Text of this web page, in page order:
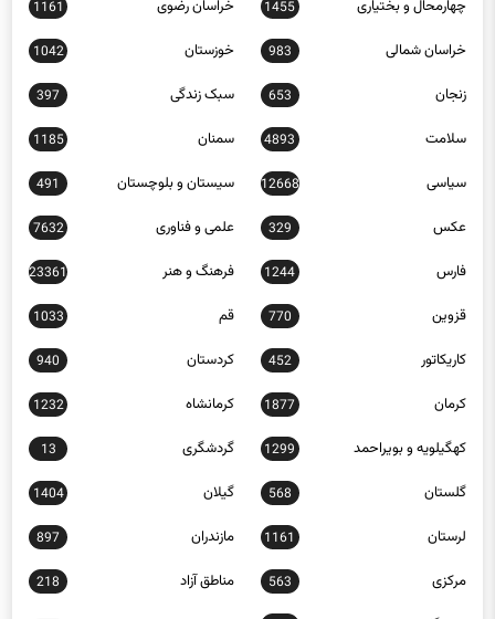
چهارمحال و بختیاری 1455 خراسان رضوی 1161
خراسان شمالی 983 خوزستان 1042
زنجان 653 سبک زندگی 397
سلامت 4893 سمنان 1185
سیاسی 12668 سیستان و بلوچستان 491
عکس 329 علمی و فناوری 7632
فارس 1244 فرهنگ و هنر 23361
قزوین 770 قم 1033
کاریکاتور 452 کردستان 940
کرمان 1877 کرمانشاه 1232
کهگیلویه و بویراحمد 1299 گردشگری 13
گلستان 568 گیلان 1404
لرستان 1161 مازندران 897
مرکزی 563 مناطق آزاد 218